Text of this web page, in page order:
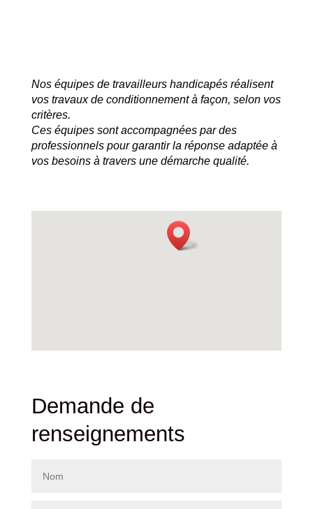
Nos équipes de travailleurs handicapés réalisent
vos travaux de conditionnement à façon, selon vos
critères.
Ces équipes sont accompagnées par des
professionnels pour garantir la réponse adaptée à
vos besoins à travers une démarche qualité.
Demande de
renseignements